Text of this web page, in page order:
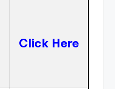
Click Here